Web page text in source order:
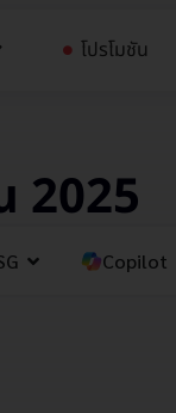
โปรโมชัน
2025
Copilot